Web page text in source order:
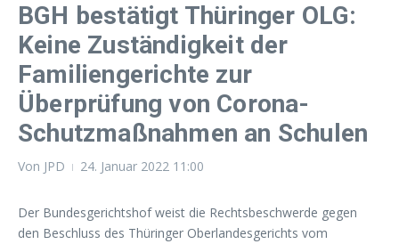
BGH bestätigt Thüringer OLG:
Keine Zuständigkeit der
Familiengerichte zur
Überprüfung von Corona-
Schutzmaßnahmen an Schulen
Von JPD 24. Januar 2022 11:00
Der Bundesgerichtshof weist die Rechtsbeschwerde gegen
den Beschluss des Thüringer Oberlandesgerichts vom